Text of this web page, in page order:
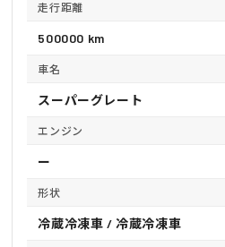
走行距離
500000 km
車名
スーパーグレート
エンジン
ー
形状
冷蔵冷凍車 / 冷蔵冷凍車